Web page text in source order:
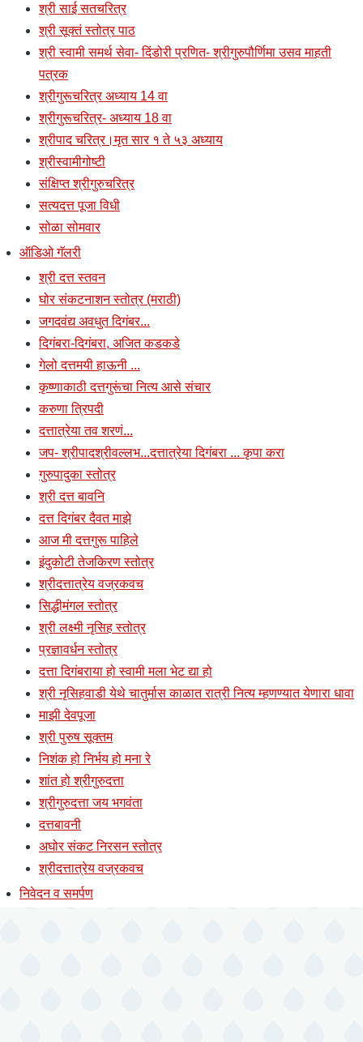
श्री साई सतचरित्र
श्री सूक्तं स्तोत्र पाठ
श्री स्वामी समर्थ सेवा- दिंडोरी प्रणित- श्रीगुरुपौर्णिमा उसव माहती
पत्रक
श्रीगुरूचरित्र अध्याय 14 वा
श्रीगुरूचरित्र- अध्याय 18 वा
श्रीपाद चरित्र।मृत सार १ ते ५३ अध्याय
श्रीस्वामीगोष्टी
संक्षिप्त श्रीगुरुचरित्र
सत्यदत्त पूजा विधी
सोळा सोमवार
ऑडिओ गॅलरी
श्री दत्त स्तवन
घोर संकटनाशन स्तोत्र (मराठी)
जगदवंद्य अवधुत दिगंबर...
दिगंबरा-दिगंबरा, अजित कडकडे
गेलो दत्तमयी हाऊनी ...
कृष्णाकाठी दत्तगुरूंचा नित्य आसे संचार
करुणा त्रिपदी
दत्तात्रेया तव शरणं...
जप- श्रीपादश्रीवल्लभ...दत्तात्रेया दिगंबरा ... कृपा करा
गुरुपादुका स्तोत्र
श्री दत्त बावनि
दत्त दिगंबर दैवत माझे
आज मी दत्तगुरू पाहिले
इंदुकोटी तेजकिरण स्तोत्र
श्रीदत्तात्रेय वज्रकवच
सिद्धीमंगल स्तोत्र
श्री लक्ष्मी नृसिह स्तोत्र
प्रज्ञावर्धन स्तोत्र
दत्ता दिगंबराया हो स्वामी मला भेट द्या हो
श्री नृसिहवाडी येथे चातुर्मास काळात रात्री नित्य म्हणण्यात येणारा धावा
माझी देवपूजा
श्री पुरुष सूक्तम
निशंक हो निर्भय हो मना रे
शांत हो श्रीगुरुदत्ता
श्रीगुरुदत्ता जय भगवंता
दत्तबावनी
अघोर संकट निरसन स्तोत्र
श्रीदत्तात्रेय वज्रकवच
निवेदन व समर्पण